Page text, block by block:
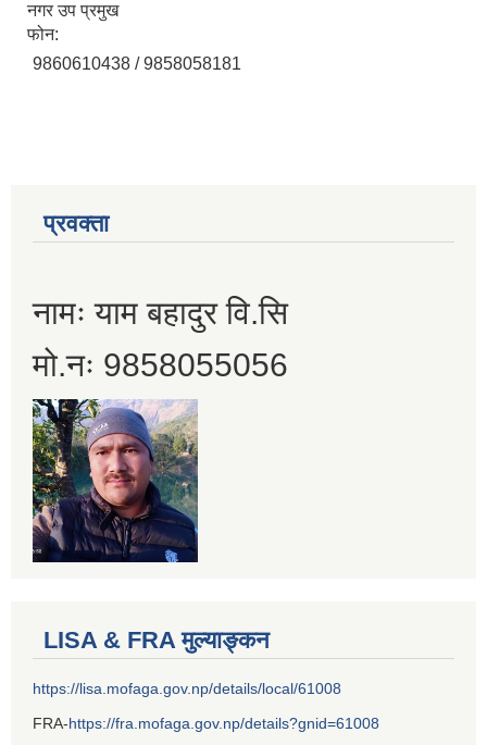
नगर उप प्रमुख
फोन:
9860610438 / 9858058181
प्रवक्ता
नामः याम बहादुर वि.सि
मो.नः 9858055056
LISA & FRA मुल्याङ्कन
https://lisa.mofaga.gov.np/details/local/61008
FRA-https://fra.mofaga.gov.np/details?gnid=61008